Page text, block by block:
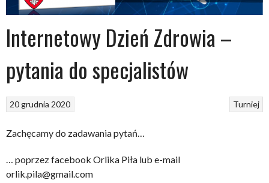
Internetowy Dzień Zdrowia –
pytania do specjalistów
Turniej
20 grudnia 2020
Zachęcamy do zadawania pytań…
… poprzez facebook Orlika Piła lub e-mail
orlik.pila@gmail.com